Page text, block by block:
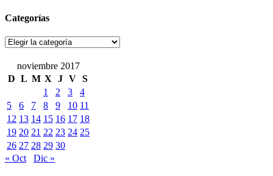
Categorías
Categorías
noviembre 2017
D L M X J V S
1
2 3
4
5
6 7 8 9 10 11
12 13 14 15 16 17 18
19 20 21 22 23 24 25
26 27 28 29 30
« Oct
Dic »